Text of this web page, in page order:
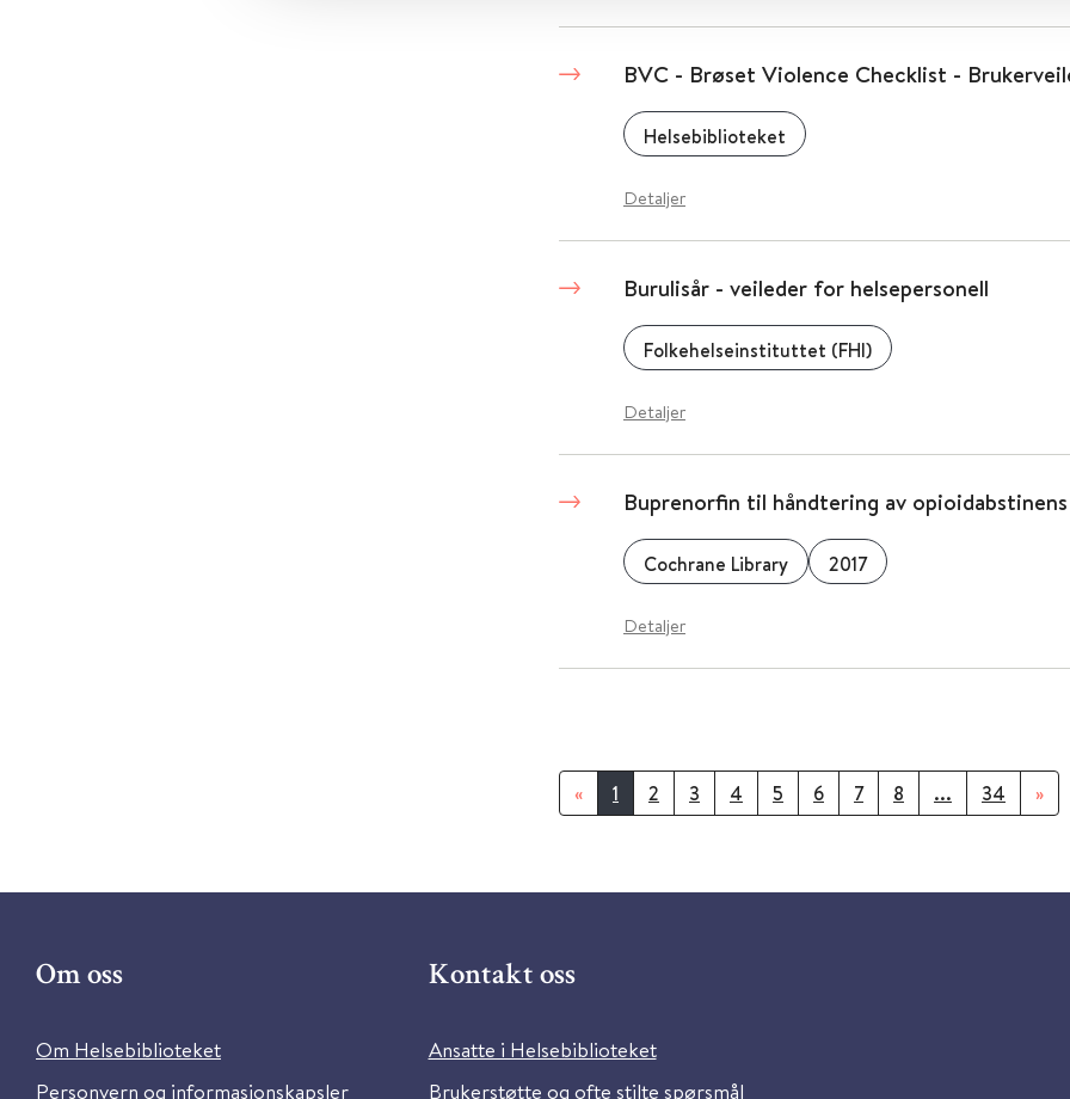
BVC - Brøset Violence Checklist -
Helsebiblioteket
Detaljer
Burulisår - veileder for helsepersonell
Folkehelseinstituttet (FHI)
Detaljer
Buprenorfin til håndtering av opioidabstinens
Cochrane Library 2017
Detaljer
« 1 2 3 4 5 6 7 8 ... 34 »
Om oss
Om Helsebiblioteket
Personvern og informasjonskapsler
Kontakt oss
Ansatte i Helsebiblioteket
Brukerstøtte og ofte stilte spørsmål